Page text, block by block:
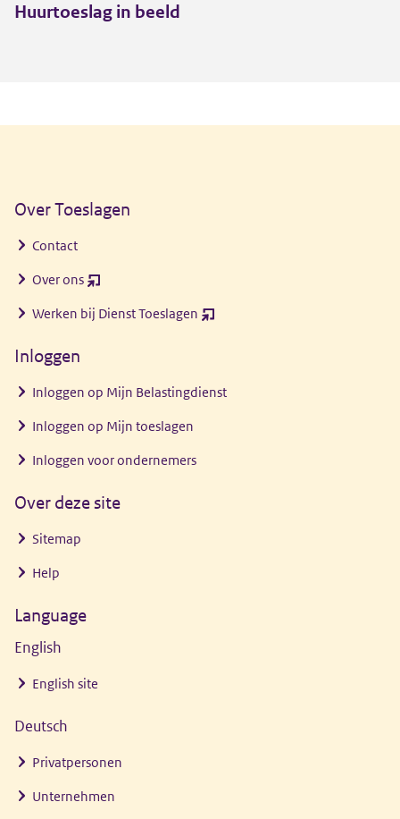
Huurtoeslag in beeld
Over Toeslagen
Contact
Over ons (opent
venster)
Werken bij Dienst Toeslagen (opent
Inloggen
Inloggen op Mijn Belastingdienst
Inloggen op Mijn toeslagen
Inloggen voor ondernemers
Over deze site
Sitemap
Help
Language
English
English site
Deutsch
Privatpersonen
Unternehmen